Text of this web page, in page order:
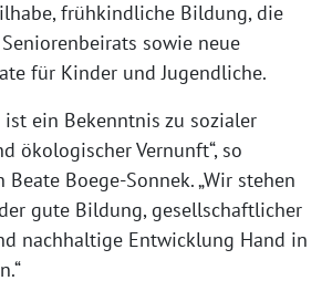
frühkindliche Bildung, die
sowie neue
für Kinder und Jugendliche.
ist ein Bekenntnis zu sozialer
ökologischer Vernunft“, so
Boege-Sonnek. „Wir stehen
gute Bildung, gesellschaftlicher
nachhaltige Entwicklung Hand in